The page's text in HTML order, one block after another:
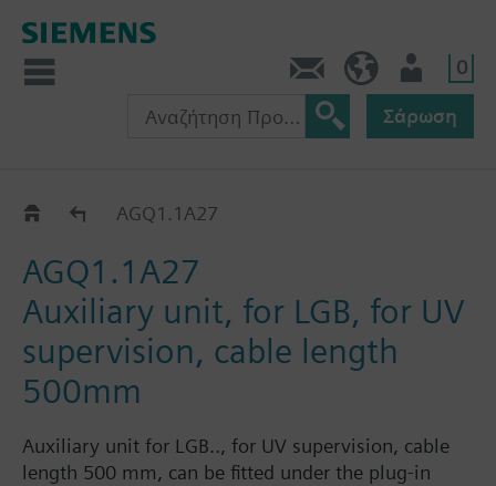
0
Σάρωση
ΚατάλογοςAGQ1.1A27
AGQ1.1A27
Auxiliary unit, for LGB, for UV
supervision, cable length
500mm
Auxiliary unit for LGB.., for UV supervision, cable
length 500 mm, can be fitted under the plug-in